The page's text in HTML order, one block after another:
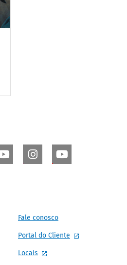
Fale conosco
Portal do Cliente
Locais